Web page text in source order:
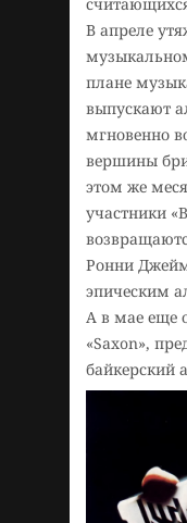
В апреле
плане
выпускают
мгновенно
вершины
этом же
участники
Ронни
эпическим
А в мае еще
«Saxon»,
байкерский